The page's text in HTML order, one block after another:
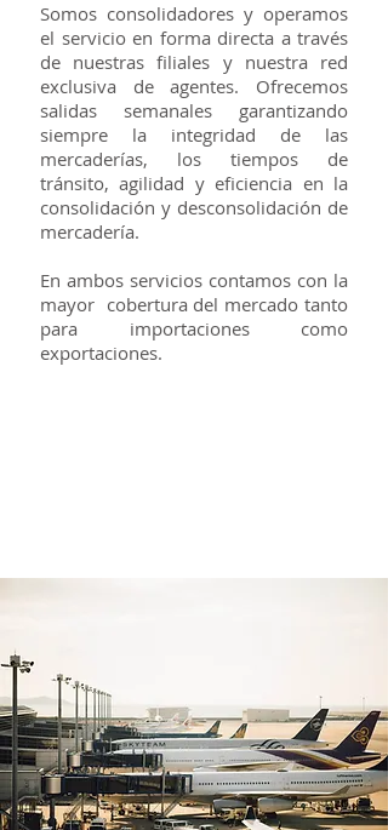
Somos consolidadores y operamos
el servicio en forma directa a través
de nuestras filiales y nuestra red
exclusiva de agentes. Ofrecemos
salidas semanales garantizando
siempre la integridad de las
mercaderías, los tiempos de
tránsito, agilidad y eficiencia en la
consolidación y desconsolidación de
mercadería.
En ambos servicios contamos con la
mayor cobertura del mercado tanto
para importaciones como
exportaciones.